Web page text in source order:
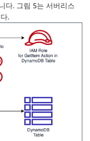
다. 그림 5는 서버리스
.